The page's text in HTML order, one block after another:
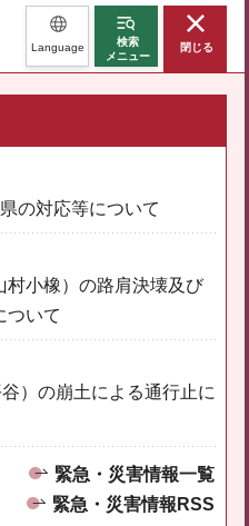
Language
検索
メニュー
閉じる
の対応等について
村小橡）の路肩決壊及び
ついて
）の崩土による通行止に
緊急・災害情報一覧
緊急・災害情報RSS